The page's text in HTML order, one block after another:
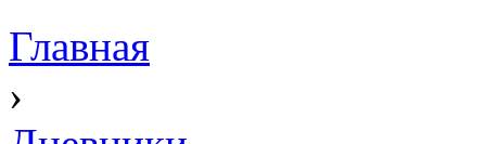
Главная
›